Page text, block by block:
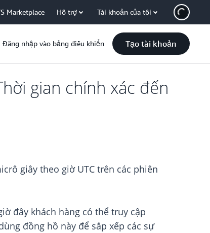
Marketplace Hỗ trợ Tài khoản của tôi
Đăng nhập vào bảng điều khiển Tạo tài khoản
gian chính xác đến
giây theo giờ UTC trên các phiên
đây khách hàng có thể truy cập
đồng hồ này để sắp xếp các sự